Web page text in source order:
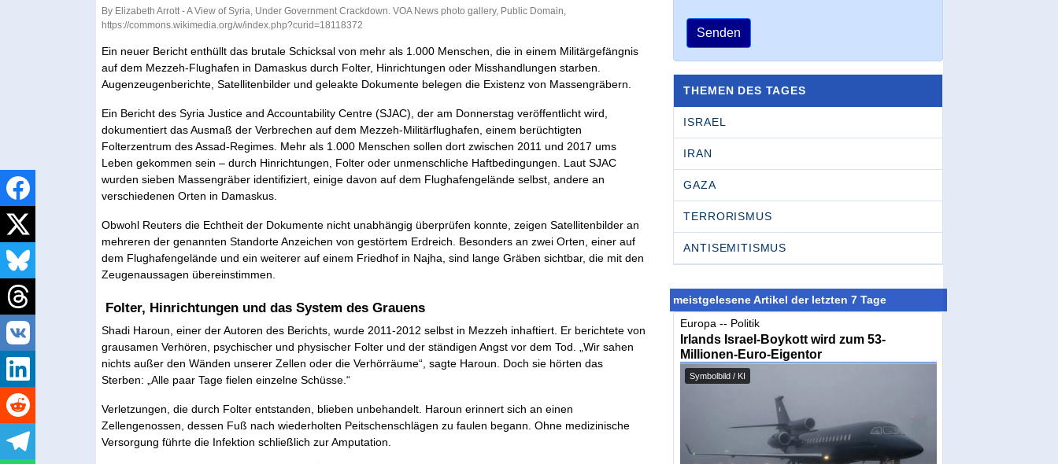
By Elizabeth Arrott - A View of Syria, Under Government Crackdown. VOA News photo gallery, Public Domain,
https://commons.wikimedia.org/w/index.php?curid=18118372
Ein neuer Bericht enthüllt das brutale Schicksal von mehr als 1.000 Menschen, die in einem Militärgefängnis
auf dem Mezzeh-Flughafen in Damaskus durch Folter, Hinrichtungen oder Misshandlungen starben.
Augenzeugenberichte, Satellitenbilder und geleakte Dokumente belegen die Existenz von Massengräbern.
Ein Bericht des Syria Justice and Accountability Centre (SJAC), der am Donnerstag veröffentlicht wird,
dokumentiert das Ausmaß der Verbrechen auf dem Mezzeh-Militärflughafen, einem berüchtigten
Folterzentrum des Assad-Regimes. Mehr als 1.000 Menschen sollen dort zwischen 2011 und 2017 ums
Leben gekommen sein – durch Hinrichtungen, Folter oder unmenschliche Haftbedingungen. Laut SJAC
wurden sieben Massengräber identifiziert, einige davon auf dem Flughafengelände selbst, andere an
verschiedenen Orten in Damaskus.
Obwohl Reuters die Echtheit der Dokumente nicht unabhängig überprüfen konnte, zeigen Satellitenbilder an
mehreren der genannten Standorte Anzeichen von gestörtem Erdreich. Besonders an zwei Orten, einer auf
dem Flughafengelände und ein weiterer auf einem Friedhof in Najha, sind lange Gräben sichtbar, die mit den
Zeugenaussagen übereinstimmen.
Folter, Hinrichtungen und das System des Grauens
Shadi Haroun, einer der Autoren des Berichts, wurde 2011-2012 selbst in Mezzeh inhaftiert. Er berichtete von
grausamen Verhören, psychischer und physischer Folter und der ständigen Angst vor dem Tod. „Wir sahen
nichts außer den Wänden unserer Zellen oder die Verhörräume“, sagte Haroun. Doch sie hörten das
Sterben: „Alle paar Tage fielen einzelne Schüsse.“
Verletzungen, die durch Folter entstanden, blieben unbehandelt. Haroun erinnert sich an einen
Zellengenossen, dessen Fuß nach wiederholten Peitschenschlägen zu faulen begann. Ohne medizinische
Versorgung führte die Infektion schließlich zur Amputation.
Senden
THEMEN DES TAGES
ISRAEL
IRAN
GAZA
TERRORISMUS
ANTISEMITISMUS
meistgelesene Artikel der letzten 7 Tage
Europa -- Politik
Irlands Israel-Boykott wird zum 53-
Millionen-Euro-Eigentor
Symbolbild / KI